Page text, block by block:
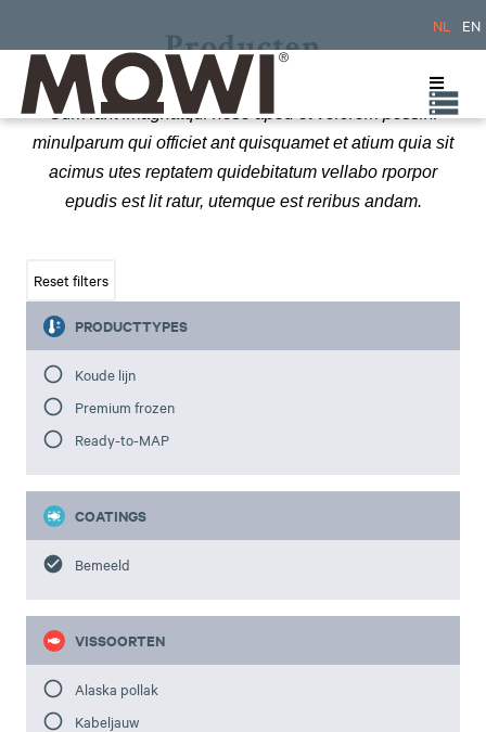
NL EN
Producten
Cum lant imagnatqui nese aped et volorem possini
minulparum qui officiet ant quisquamet et atium quia sit
acimus utes reptatem quidebitatum vellabo rporpor
epudis est lit ratur, utemque est reribus andam.
PRODUCTTYPES
Koude lijn
Premium frozen
Ready-to-MAP
COATINGS
Bemeeld
VISSOORTEN
Alaska pollak
Kabeljauw